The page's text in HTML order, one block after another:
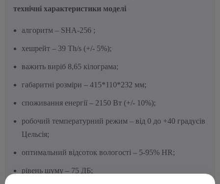
технічні характеристики моделі
алгоритм – SHA-256 ;
хешрейт – 39 Th/s (+/- 5%);
важить виріб 8,65 кілограма;
габаритні розміри – 415*110*232 мм;
споживання енергії – 2150 Вт (+/- 10%);
робочий температурний режим – від 0 до +40 градусів
Цельсія;
оптимальний відсоток вологості – 5-95% HR;
рівень шуму – 75 ДБ;